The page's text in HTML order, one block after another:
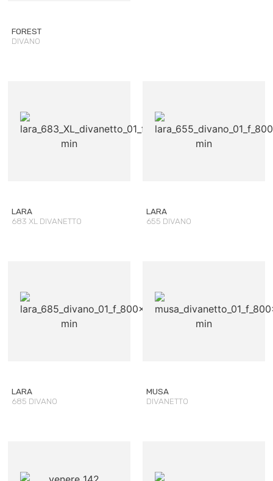
FOREST
DIVANO
LARA
683 XL DIVANETTO
LARA
655 DIVANO
LARA
685 DIVANO
MUSA
DIVANETTO